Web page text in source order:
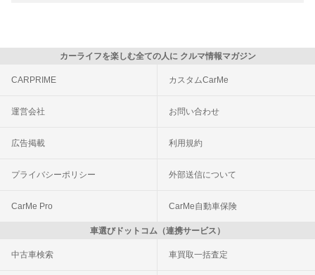
カーライフを楽しむ全ての人に クルマ情報マガジン
CARPRIME カスタムCarMe
運営会社 お問い合わせ
広告掲載 利用規約
プライバシーポリシー 外部送信について
CarMe Pro CarMe自動車保険
車選びドットコム（連携サービス）
中古車検索 車買取一括査定